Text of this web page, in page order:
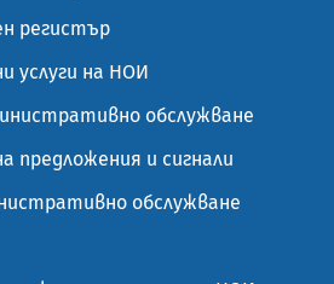
регистър
услуги на НОИ
обслужване
предложения и сигнали
обслужване